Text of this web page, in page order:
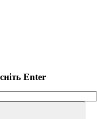
Enter